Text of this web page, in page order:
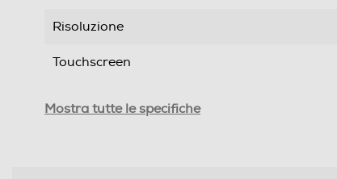
Risoluzione
Touchscreen
Tipologia
Mostra tutte le specifiche